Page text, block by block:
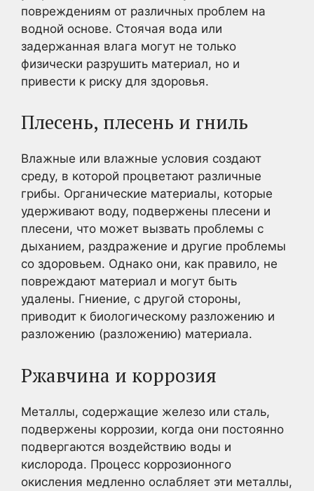
повреждениям от различных проблем на
водной основе. Стоячая вода или
задержанная влага могут не только
физически разрушить материал, но и
привести к риску для здоровья.
Плесень, плесень и гниль
Влажные или влажные условия создают
среду, в которой процветают различные
грибы. Органические материалы, которые
удерживают воду, подвержены плесени и
плесени, что может вызвать проблемы с
дыханием, раздражение и другие проблемы
со здоровьем. Однако они, как правило, не
повреждают материал и могут быть
удалены. Гниение, с другой стороны,
приводит к биологическому разложению и
разложению (разложению) материала.
Ржавчина и коррозия
Металлы, содержащие железо или сталь,
подвержены коррозии, когда они постоянно
подвергаются воздействию воды и
кислорода. Процесс коррозионного
окисления медленно ослабляет эти металлы,